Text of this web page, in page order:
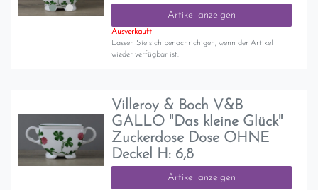
Artikel anzeigen
Ausverkauft
Lassen Sie sich benachrichigen, wenn der Artikel
wieder verfügbar ist.
Villeroy & Boch V&B
GALLO "Das kleine Glück"
Zuckerdose Dose OHNE
Deckel H: 6,8
Artikel anzeigen